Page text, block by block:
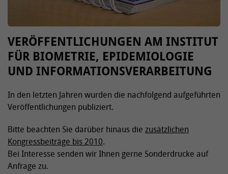
VERÖFFENTLICHUNGEN AM INSTITUT
FÜR BIOMETRIE, EPIDEMIOLOGIE
UND INFORMATIONSVERARBEITUNG
In den letzten Jahren wurden die nachfolgend aufgeführten
Veröffentlichungen publiziert.
Bitte beachten Sie darüber hinaus die zusätzlichen
Kongressbeiträge bis 2010.
Bei Interesse senden wir Ihnen gerne Sonderdrucke auf
Anfrage zu.